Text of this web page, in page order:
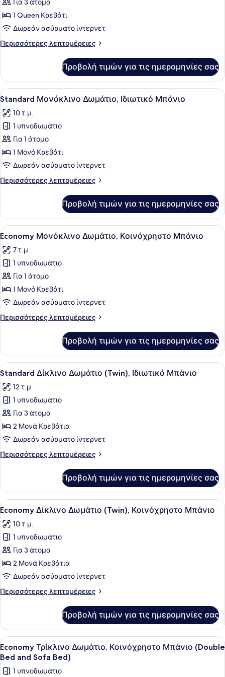
για
Economy
Δίκλινο
Δωμάτιο
(Double),
Για 3 άτομα
1 Queen Κρεβάτι
Δωρεάν ασύρματο ίντερνετ
Περισσότερες λεπτομέρειες
Περισσότερες
Δίκλινο
Δωμάτιο
(Double),
Μπάνιο
Προβολή τιμών για τις ημερομηνίες σας
Προβολή
όλων
των
φωτογραφιών
για
Standard
Μονόκλινο
Δωμάτιο,
Ιδιωτικό
Ένα δωμάτιο ξενοδοχείου με ένα
8
Standard Μονόκλινο Δωμάτιο, Ιδιωτικό Μπάνιο
10 τ.μ.
1 υπνοδωμάτιο
Για 1 άτομο
1 Μονό Κρεβάτι
Δωρεάν ασύρματο ίντερνετ
Περισσότερες λεπτομέρειες
Περισσότερες
Μονόκλινο
Δωμάτιο,
Ιδιωτικό
Προβολή τιμών για τις ημερομηνίες σας
Προβολή
όλων
των
φωτογραφιών
για
Economy
Μονόκλινο
Δωμάτιο,
Κοινόχρηστο
Ένα σύγχρονο δωμάτιο
5
Economy Μονόκλινο Δωμάτιο, Κοινόχρηστο Μπάνιο
7 τ.μ.
1 υπνοδωμάτιο
Για 1 άτομο
1 Μονό Κρεβάτι
Δωρεάν ασύρματο ίντερνετ
Περισσότερες λεπτομέρειες
Περισσότερες
Μονόκλινο
Δωμάτιο,
Κοινόχρηστο
Προβολή τιμών για τις ημερομηνίες σας
Προβολή
όλων
των
φωτογραφιών
για
Standard
Δίκλινο
Δωμάτιο
(Twin),
Μια σκάλα με ξύλινο χέρι και
4
Standard Δίκλινο Δωμάτιο (Twin), Ιδιωτικό Μπάνιο
12 τ.μ.
1 υπνοδωμάτιο
Για 3 άτομα
2 Μονά Κρεβάτια
Δωρεάν ασύρματο ίντερνετ
Περισσότερες λεπτομέρειες
Περισσότερες
Δίκλινο
Δωμάτιο
(Twin),
Μπάνιο
Προβολή τιμών για τις ημερομηνίες σας
Προβολή
όλων
των
φωτογραφιών
για
Economy
Δίκλινο
Δωμάτιο
(Twin),
Ένα δωμάτιο ξενοδοχείου με ένα
7
Economy Δίκλινο Δωμάτιο (Twin), Κοινόχρηστο Μπάνιο
10 τ.μ.
1 υπνοδωμάτιο
Για 3 άτομα
2 Μονά Κρεβάτια
Δωρεάν ασύρματο ίντερνετ
Περισσότερες λεπτομέρειες
Περισσότερες
Δίκλινο
Δωμάτιο
(Twin),
Κοινόχρηστο
Προβολή τιμών για τις ημερομηνίες σας
Προβολή
όλων
των
Ένα δωμάτιο ξενοδοχείου με δύο
8
Economy Τρίκλινο Δωμάτιο, Κοινόχρηστο Μπάνιο (Double
Bed and Sofa Bed)
1 υπνοδωμάτιο